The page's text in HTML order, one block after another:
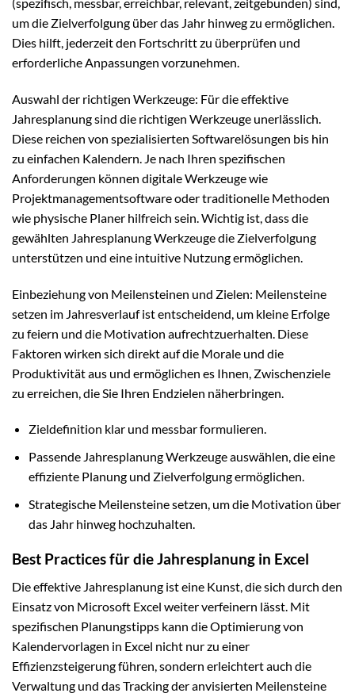
um die Zielverfolgung über das Jahr hinweg zu ermöglichen.
Dies hilft, jederzeit den Fortschritt zu überprüfen und
erforderliche Anpassungen vorzunehmen.
Auswahl der richtigen Werkzeuge: Für die effektive
Jahresplanung sind die richtigen Werkzeuge unerlässlich.
Diese reichen von spezialisierten Softwarelösungen bis hin
zu einfachen Kalendern. Je nach Ihren spezifischen
Anforderungen können digitale Werkzeuge wie
Projektmanagementsoftware oder traditionelle Methoden
wie physische Planer hilfreich sein. Wichtig ist, dass die
gewählten Jahresplanung Werkzeuge die Zielverfolgung
unterstützen und eine intuitive Nutzung ermöglichen.
Einbeziehung von Meilensteinen und Zielen: Meilensteine
setzen im Jahresverlauf ist entscheidend, um kleine Erfolge
zu feiern und die Motivation aufrechtzuerhalten. Diese
Faktoren wirken sich direkt auf die Morale und die
Produktivität aus und ermöglichen es Ihnen, Zwischenziele
zu erreichen, die Sie Ihren Endzielen näherbringen.
Zieldefinition klar und messbar formulieren.
Passende Jahresplanung Werkzeuge auswählen, die eine
effiziente Planung und Zielverfolgung ermöglichen.
Strategische Meilensteine setzen, um die Motivation über
das Jahr hinweg hochzuhalten.
Best Practices für die Jahresplanung in Excel
Die effektive Jahresplanung ist eine Kunst, die sich durch den
Einsatz von Microsoft Excel weiter verfeinern lässt. Mit
spezifischen Planungstipps kann die Optimierung von
Kalendervorlagen in Excel nicht nur zu einer
Effizienzsteigerung führen, sondern erleichtert auch die
Verwaltung und das Tracking der anvisierten Meilensteine